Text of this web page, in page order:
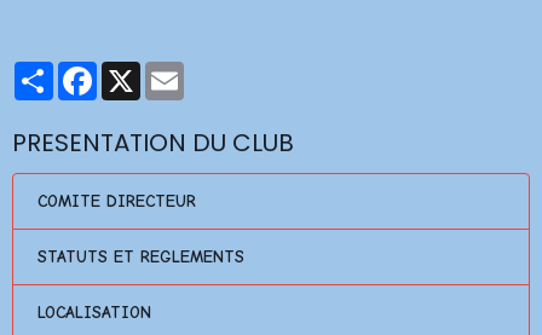
PartagerFacebook
X
PRESENTATION DU CLUB
COMITE DIRECTEUR
STATUTS ET REGLEMENTS
LOCALISATION